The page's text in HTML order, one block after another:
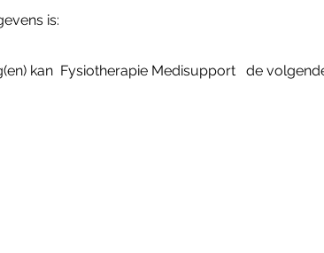
is:
kan Fysiotherapie Medisupport de